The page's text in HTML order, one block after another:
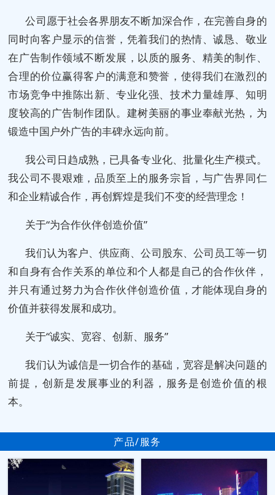
公司愿于社会各界朋友不断加深合作，在完善自身的
同时向客户显示的信誉，凭着我们的热情、诚恳、敬业
在广告制作领域不断发展，以质的服务、精美的制作、
合理的价位赢得客户的满意和赞誉，使得我们在激烈的
市场竞争中推陈出新、专业化强、技术力量雄厚、知明
度较高的广告制作团队。建树美丽的事业奉献光热，为
锻造中国户外广告的丰碑永远向前。
我公司日趋成熟，已具备专业化、批量化生产模式。
我公司不畏艰难，品质至上的服务宗旨，与广告界同仁
和企业精诚合作，再创辉煌是我们不变的经营理念！
关于“为合作伙伴创造价值”
我们认为客户、供应商、公司股东、公司员工等一切
和自身有合作关系的单位和个人都是自己的合作伙伴，
并只有通过努力为合作伙伴创造价值，才能体现自身的
价值并获得发展和成功。
关于“诚实、宽容、创新、服务”
我们认为诚信是一切合作的基础，宽容是解决问题的
前提，创新是发展事业的利器，服务是创造价值的根
本。
产品/服务